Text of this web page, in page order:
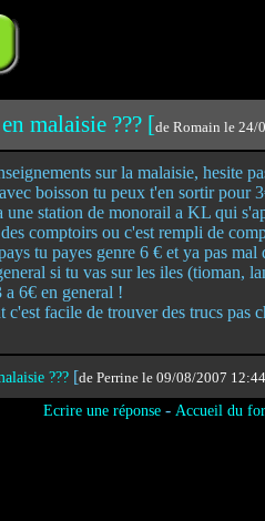
malaisie ??? [de Romain le 24/
sur la malaisie, hesite
boisson tu peux t'en sortir pour
station de monorail a KL qui
comptoirs ou c'est rempli de
tu payes genre 6 € et ya pas
si tu vas sur les iles (tioman,
a 6€ en general !
c'est facile de trouver des trucs pas
??? [de Perrine le 09/08/2007 12:44
Ecrire une réponse- Accueil du